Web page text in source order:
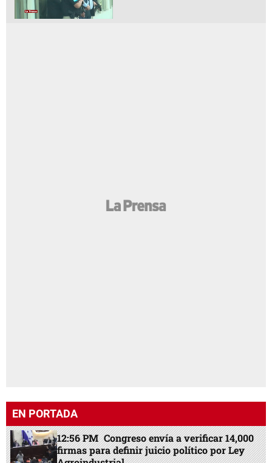
EN PORTADA
12:56 PM Congreso envía a verificar 14,000
firmas para definir juicio político por Ley